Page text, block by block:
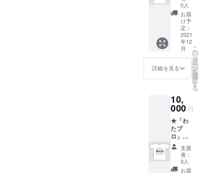
２cm /
着丈６
９cm
XL：胸
囲１０
５cm /
着丈７
２cm ※
表記と
２,３cm
可能性
があり
ます。
（サイ
ズ：
S/M/L/X
★「わ
たプ
ロ」ロ
ゴス
テッ
カー
（サイ
80mm×
80mm
） ★お
礼状
【Tシャ
ツサイ
ズ＜参
考サイ
ズ＞】
S：胸囲
0人
お届
け予
定：
2021
年12
月
詳細を見る
こ
の
リ
タ
ー
ン
を
選
択
す
る
10,
000 円
★「わ
たプ
ロ」ロ
ゴ入りT
シャツ
（サイ
ズ：
支援
者：
3人
お届